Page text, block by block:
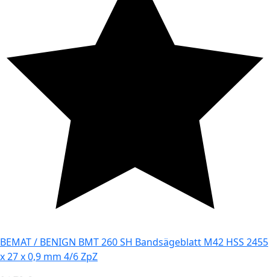
BEMAT / BENIGN BMT 260 SH Bandsägeblatt M42 HSS 2455
x 27 x 0,9 mm 4/6 ZpZ